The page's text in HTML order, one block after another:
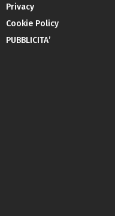
Privacy
Cookie Policy
PUBBLICITA’